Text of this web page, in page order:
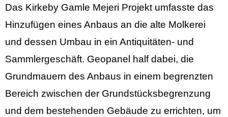
Das Kirkeby Gamle Mejeri Projekt umfasste das
Hinzufügen eines Anbaus an die alte Molkerei
und dessen Umbau in ein Antiquitäten- und
Sammlergeschäft. Geopanel half dabei, die
Grundmauern des Anbaus in einem begrenzten
Bereich zwischen der Grundstücksbegrenzung
und dem bestehenden Gebäude zu errichten, um